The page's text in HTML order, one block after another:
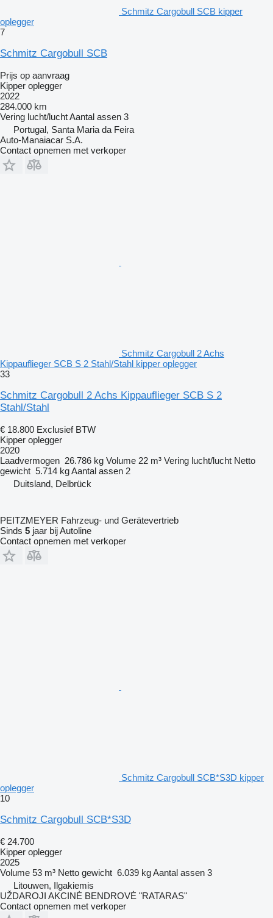
Schmitz Cargobull SCB kipper
oplegger
7
Schmitz Cargobull SCB
Prijs op aanvraag
Kipper oplegger
2022
284.000 km
Vering lucht/luchtAantal assen 3
Portugal, Santa Maria da Feira
Auto-Manaiacar S.A.
Contact opnemen met verkoper
Schmitz Cargobull 2 Achs
Kippauflieger SCB S 2 Stahl/Stahl kipper oplegger
33
Schmitz Cargobull 2 Achs Kippauflieger SCB S 2
Stahl/Stahl
€ 18.800 Exclusief BTW
Kipper oplegger
2020
Laadvermogen 26.786 kg Volume 22 m³ Vering lucht/lucht Netto
gewicht 5.714 kgAantal assen 2
Duitsland, Delbrück
PEITZMEYER Fahrzeug- und Gerätevertrieb
Sinds 5 jaar bij Autoline
Contact opnemen met verkoper
Schmitz Cargobull SCB*S3D kipper
oplegger
10
Schmitz Cargobull SCB*S3D
€ 24.700
Kipper oplegger
2025
Volume 53 m³ Netto gewicht 6.039 kgAantal assen 3
Litouwen, Ilgakiemis
UŽDAROJI AKCINĖ BENDROVĖ "RATARAS"
Contact opnemen met verkoper